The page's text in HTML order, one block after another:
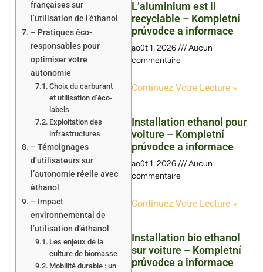
françaises sur
l’utilisation de l’éthanol
– Pratiques éco-
responsables pour
optimiser votre
autonomie
Choix du carburant
et utilisation d’éco-
labels
Exploitation des
infrastructures
– Témoignages
d’utilisateurs sur
l’autonomie réelle avec
éthanol
– Impact
environnemental de
l’utilisation d’éthanol
Les enjeux de la
culture de biomasse
Mobilité durable : un
L’aluminium est il
recyclable – Kompletní
průvodce a informace
août 1, 2026
Aucun
commentaire
Continuez Votre Lecture »
Installation ethanol pour
voiture – Kompletní
průvodce a informace
août 1, 2026
Aucun
commentaire
Continuez Votre Lecture »
Installation bio ethanol
sur voiture – Kompletní
průvodce a informace